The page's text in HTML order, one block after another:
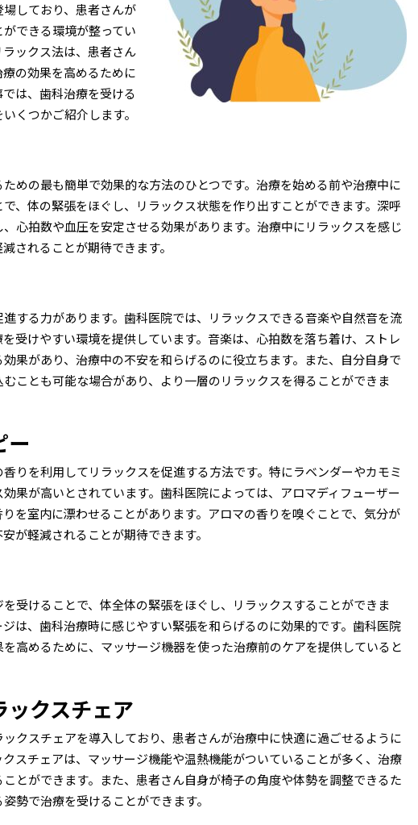
しており、患者さんが
できる環境が整ってい
ックス法は、患者さん
の効果を高めるために
は、歯科治療を受ける
くつかご紹介します。
めの最も簡単で効果的な方法のひとつです。治療を始める前や治療中に
、体の緊張をほぐし、リラックス状態を作り出すことができます。深呼
心拍数や血圧を安定させる効果があります。治療中にリラックスを感じ
されることが期待できます。
する力があります。歯科医院では、リラックスできる音楽や自然音を流
受けやすい環境を提供しています。音楽は、心拍数を落ち着け、ストレ
果があり、治療中の不安を和らげるのに役立ちます。また、自分自身で
ことも可能な場合があり、より一層のリラックスを得ることができま
ー
りを利用してリラックスを促進する方法です。特にラベンダーやカモミ
果が高いとされています。歯科医院によっては、アロマディフューザー
を室内に漂わせることがあります。アロマの香りを嗅ぐことで、気分が
が軽減されることが期待できます。
受けることで、体全体の緊張をほぐし、リラックスすることができま
は、歯科治療時に感じやすい緊張を和らげるのに効果的です。歯科医院
高めるために、マッサージ機器を使った治療前のケアを提供していると
クスチェア
クスチェアを導入しており、患者さんが治療中に快適に過ごせるように
スチェアは、マッサージ機能や温熱機能がついていることが多く、治療
とができます。また、患者さん自身が椅子の角度や体勢を調整できるた
勢で治療を受けることができます。